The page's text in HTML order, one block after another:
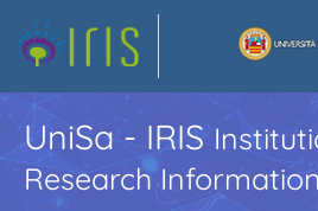
UniSa - IRIS
Research